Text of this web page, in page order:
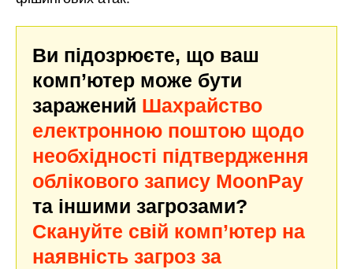
Ви підозрюєте, що ваш
комп’ютер може бути
заражений Шахрайство
електронною поштою щодо
необхідності підтвердження
облікового запису MoonPay
та іншими загрозами?
Скануйте свій комп’ютер на
наявність загроз за